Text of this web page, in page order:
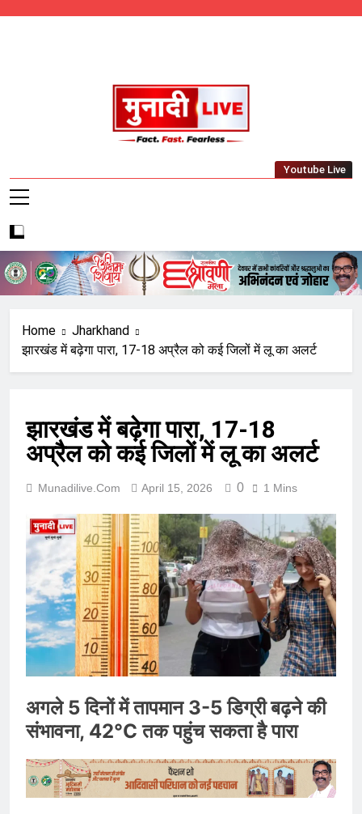
Munadi Live – Jharkhand's Leading Local
Youtube Live
Home
Jharkhand
झारखंड में बढ़ेगा पारा, 17-18 अप्रैल को कई जिलों में लू का अलर्ट
झारखंड में बढ़ेगा पारा, 17-18
अप्रैल को कई जिलों में लू का अलर्ट
Munadilive.com April 15, 2026 0 1 Mins
अगले 5 दिनों में तापमान 3-5 डिग्री बढ़ने की
संभावना, 42°C तक पहुंच सकता है पारा